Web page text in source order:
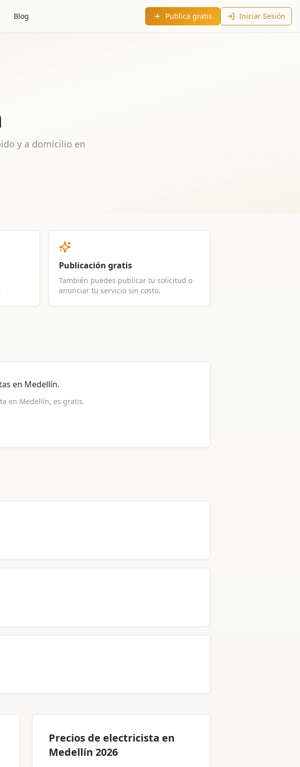
Blog Publica gratis Iniciar Sesión
y a domicilio en
Publicación gratis
También puedes publicar tu solicitud o
anunciar tu servicio sin costo.
en Medellín.
en Medellín, es gratis.
Precios de electricista en
Medellín 2026